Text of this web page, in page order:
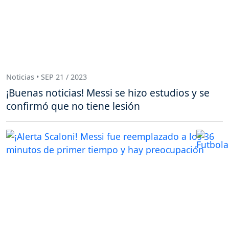
Noticias • SEP 21 / 2023
¡Buenas noticias! Messi se hizo estudios y se
confirmó que no tiene lesión